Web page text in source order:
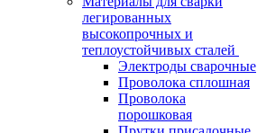
легированных
высокопрочных и
теплоустойчивых сталей
Электроды сварочные
Проволока сплошная
Проволока
порошковая